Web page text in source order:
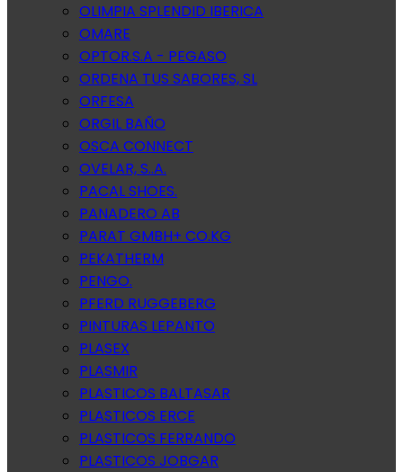
OLIMPIA SPLENDID IBERICA
OMARE
OPTOR.S.A - PEGASO
ORDENA TUS SABORES, SL
ORFESA
ORGIL BAÑO
OSCA CONNECT
OVELAR, S..A.
PACAL SHOES.
PANADERO AB
PARAT GMBH+ CO.KG
PEKATHERM
PENGO.
PFERD RUGGEBERG
PINTURAS LEPANTO
PLASEX
PLASMIR
PLASTICOS BALTASAR
PLASTICOS ERCE
PLASTICOS FERRANDO
PLASTICOS JOBGAR